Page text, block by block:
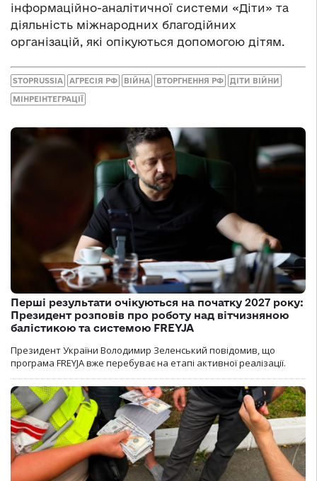
інформаційно-аналітичної системи «Діти» та
діяльність міжнародних благодійних
організацій, які опікуються допомогою дітям.
STOPRUSSIA АГРЕСІЯ РФ ВІЙНА ВТОРГНЕННЯ РФ ДІТИ ВІЙНИ
МІНРЕІНТЕГРАЦІЇ
Перші результати очікуються на початку 2027 року:
Президент розповів про роботу над вітчизняною
балістикою та системою FREYJA
Президент України Володимир Зеленський повідомив, що
програма FREYJA вже перебуває на етапі активної реалізації.